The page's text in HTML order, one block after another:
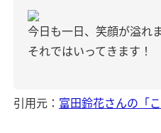
今日も一日、笑顔が溢れ
それではいってきます！
引用元： 富田鈴花さんの「